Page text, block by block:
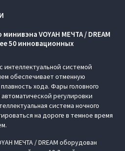
VOYAH МЕЧТА / DREAM
50 инновационных
интеллектуальной системой
обеспечивает отменную
хода. Фары головного
регулировки
система ночного
на дороге в темное время
МЕЧТА / DREAM оборудован